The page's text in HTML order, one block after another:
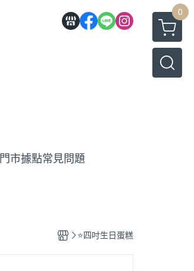
0
門市據點常見問題
⭐️四吋生日蛋糕